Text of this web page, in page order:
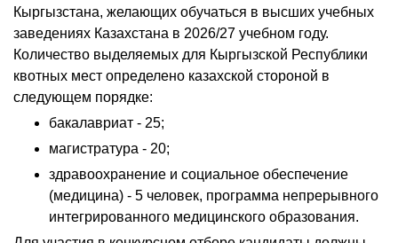
Кыргызстана, желающих обучаться в высших учебных
заведениях Казахстана в 2026/27 учебном году.
Количество выделяемых для Кыргызской Республики
квотных мест определено казахской стороной в
следующем порядке:
бакалавриат - 25;
магистратура - 20;
здравоохранение и социальное обеспечение
(медицина) - 5 человек, программа непрерывного
интегрированного медицинского образования.